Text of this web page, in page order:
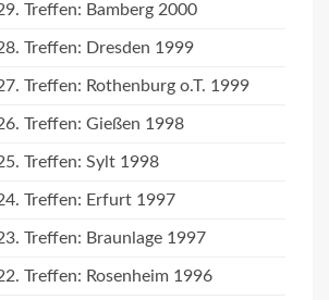
Treffen: Bamberg 2000
Treffen: Dresden 1999
Treffen: Rothenburg o.T. 1999
Treffen: Gießen 1998
Treffen: Sylt 1998
Treffen: Erfurt 1997
Treffen: Braunlage 1997
Treffen: Rosenheim 1996